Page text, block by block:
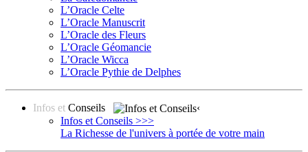
L’Oracle Celte
L’Oracle Manuscrit
L’Oracle des Fleurs
L’Oracle Géomancie
L’Oracle Wicca
L’Oracle Pythie de Delphes
Infos et Conseils
‹
Infos et Conseils >>>
La Richesse de l'univers à portée de votre main